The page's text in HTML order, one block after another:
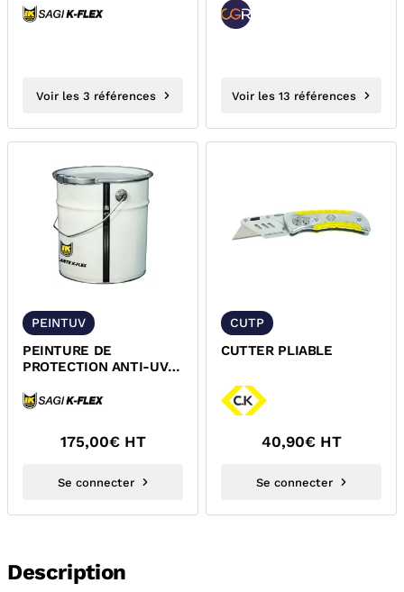
Voir les 3 références Voir les 13 références
PEINTUV
PEINTURE DE
PROTECTION ANTI-UV
CALORIFUGES SOUPLES
175,00€ HT
Se connecter
CUTP
CUTTER PLIABLE
40,90€ HT
Se connecter
Description